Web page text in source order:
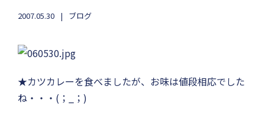
2007.05.30 ブログ
★カツカレーを食べましたが、お味は値段相応でした
ね・・・(；_；)